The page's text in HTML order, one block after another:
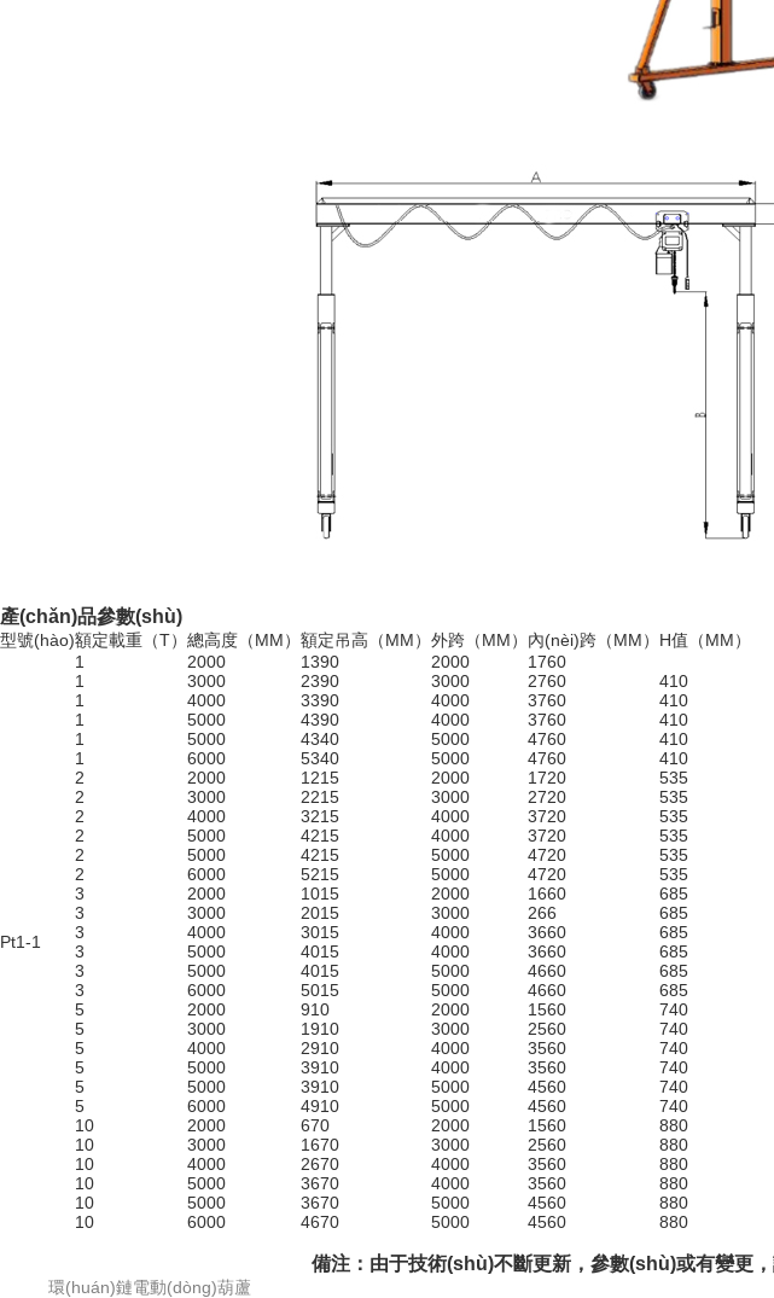
產(chǎn)品參數(shù)
型號(hào)額定載重（T） 總高度（MM） 額定吊高（MM） 外跨（MM） 內(nèi)跨（MM） H值（MM）
Pt1-1
1 2000 1390 2000
1760
1
3000 2390 3000 2760
410
1
4000 3390 4000 3760
410
1
5000 4390 4000 3760
410
1
5000 4340 5000 4760
410
1
6000 5340 5000 4760
410
2
2000 1215 2000 1720
535
2
3000 2215 3000 2720
535
2
4000 3215 4000 3720
535
2
5000 4215 4000 3720
535
2
5000 4215 5000 4720
535
2
6000 5215 5000 4720
535
3
2000 1015 2000 1660
685
3
3000 2015 3000 266
685
3
4000 3015 4000 3660
685
3
5000 4015 4000 3660
685
3
5000 4015 5000 4660
685
3
6000 5015 5000 4660
685
5
2000 910 2000 1560
740
5
3000 1910 3000 2560
740
5
4000 2910 4000 3560
740
5
5000 3910 4000 3560
740
5
5000 3910 5000 4560
740
5
6000 4910 5000 4560
740
10
2000 670 2000 1560
880
10
3000 1670 3000 2560
880
10
4000 2670 4000 3560
880
10
5000 3670 4000 3560
880
10
5000 3670 5000 4560
880
10
6000 4670 5000 4560 880
備注：由于技術(shù)不斷更新，參數(shù)或有變更
環(huán)鏈電動(dòng)葫蘆